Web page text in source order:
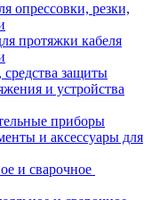
опрессовки, резки,
протяжки кабеля
средства защиты
и устройства
приборы
и аксессуары для
и сварочное